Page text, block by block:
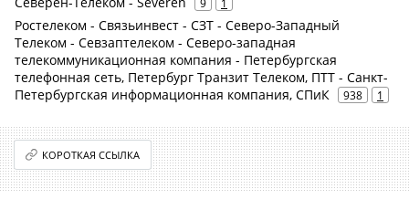
Ростелеком - Связьинвест - СЗТ - Северо-Западный
Телеком - Севзаптелеком - Северо-западная
телекоммуникационная компания - Петербургская
телефонная сеть, Петербург Транзит Телеком, ПТТ - Санкт-
Петербургская информационная компания, СПиК
938 1
КОРОТКАЯ ССЫЛКА